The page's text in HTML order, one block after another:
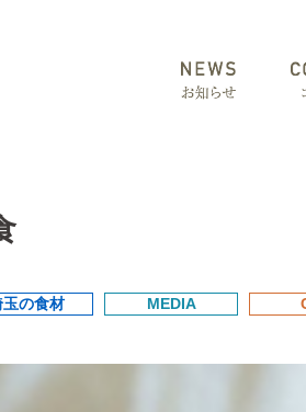
玉の食材 MEDIA